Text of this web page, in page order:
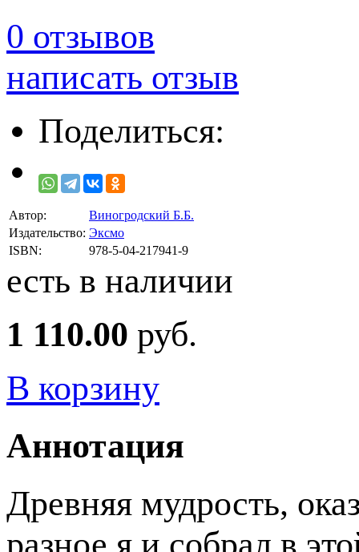
0 отзывов
написать отзыв
Поделиться:
Автор:
Виногродский Б.Б.
Издательство: Эксмо
ISBN:
978-5-04-217941-9
есть в наличии
1 110.00 руб.
В корзину
Аннотация
Древняя мудрость,